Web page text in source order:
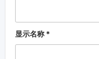
显示名称*